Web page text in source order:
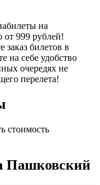
на
от 999 рублей!
заказ билетов в
на себе удобство
очередях не
перелета!
стоимость
Пашковский